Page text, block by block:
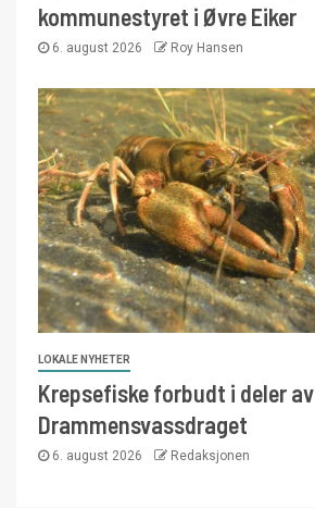
kommunestyret i Øvre Eiker
6. august 2026 Roy Hansen
LOKALE NYHETER
Krepsefiske forbudt i deler av
Drammensvassdraget
6. august 2026 Redaksjonen